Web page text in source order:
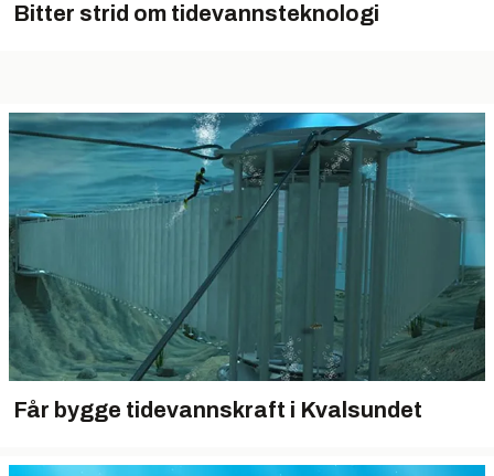
Bitter strid om tidevannsteknologi
Får bygge tidevannskraft i Kvalsundet